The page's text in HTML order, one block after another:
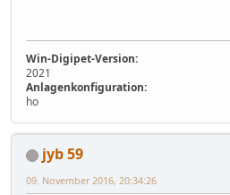
Win-Digipet-Version:
2021
Anlagenkonfiguration:
ho
jyb 59
09. November 2016, 20:34:26